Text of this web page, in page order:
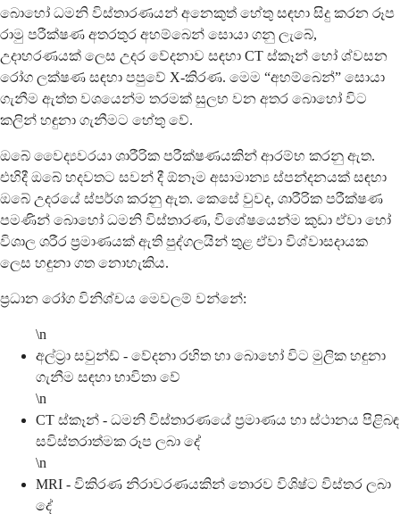
බොහෝ ධමනි විස්තාරණයන් අනෙකුත් හේතු සඳහා සිදු කරන රූප
රාමු පරීක්ෂණ අතරතුර අහම්බෙන් සොයා ගනු ලැබේ,
උදාහරණයක් ලෙස උදර වේදනාව සඳහා CT ස්කෑන් හෝ ශ්වසන
රෝග ලක්ෂණ සඳහා පපුවේ X-කිරණ. මෙම “අහම්බෙන්” සොයා
ගැනීම ඇත්ත වශයෙන්ම තරමක් සුලභ වන අතර බොහෝ විට
කලින් හඳුනා ගැනීමට හේතු වේ.
ඔබේ වෛද්‍යවරයා ශාරීරික පරීක්ෂණයකින් ආරම්භ කරනු ඇත.
එහිදී ඔබේ හදවතට සවන් දී ඕනෑම අසාමාන්‍ය ස්පන්දනයක් සඳහා
ඔබේ උදරයේ ස්පර්ශ කරනු ඇත. කෙසේ වුවද, ශාරීරික පරීක්ෂණ
පමණින් බොහෝ ධමනි විස්තාරණ, විශේෂයෙන්ම කුඩා ඒවා හෝ
විශාල ශරීර ප්‍රමාණයක් ඇති පුද්ගලයින් තුළ ඒවා විශ්වාසදායක
ලෙස හඳුනා ගත නොහැකිය.
ප්‍රධාන රෝග විනිශ්චය මෙවලම් වන්නේ:
\n
අල්ට්‍රා සවුන්ඩ් - වේදනා රහිත හා බොහෝ විට මුලික හඳුනා
ගැනීම සඳහා භාවිතා වේ
\n
CT ස්කෑන් - ධමනි විස්තාරණයේ ප්‍රමාණය හා ස්ථානය පිළිබඳ
සවිස්තරාත්මක රූප ලබා දේ
\n
MRI - විකිරණ නිරාවරණයකින් තොරව විශිෂ්ට විස්තර ලබා
දේ